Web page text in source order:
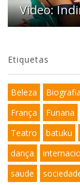
Video:
Etiquetas
Beleza Biografia
França
Funana
Teatro
batuku
dança
saude